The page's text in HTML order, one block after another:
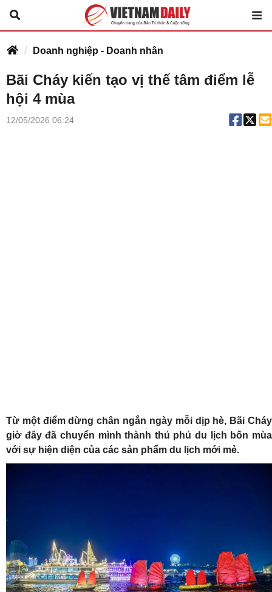
Doanh nghiệp - Doanh nhân
Bãi Cháy kiến tạo vị thế tâm điểm lễ
hội 4 mùa
12/05/2026 06:24
Từ một điểm dừng chân ngắn ngày mỗi dịp hè, Bãi Cháy
giờ đây đã chuyển mình thành thủ phủ du lịch bốn mùa
với sự hiện diện của các sản phẩm du lịch mới mẻ.